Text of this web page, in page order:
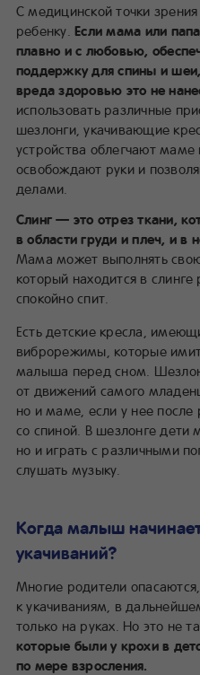
С медицинской точки
ребенку.Если мама или
плавно и с любовью,
поддержку для спины и
вреда здоровью это не
использовать различные
шезлонги, укачивающие
устройства облегчают маме
освобождают руки и
делами.
Слинг — это отрез ткани,
в области груди и плеч, и в
Мама может выполнять
который находится в
спокойно спит.
Есть детские кресла,
виброрежимы, которые
малыша перед сном.
от движений самого
но и маме, если у нее
со спиной. В шезлонге дети
но и играть с различными
слушать музыку.
Когда малыш
укачиваний?
Многие родители
к укачиваниям, в
только на руках. Но это не
которые были у крохи в
по мере взросления.